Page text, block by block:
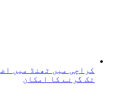
تک گرنے کا امکان